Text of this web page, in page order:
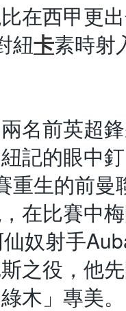
在西甲更
紐卡素時射
名前英超
記的眼中
重生的前曼
在比賽中
奴射手
之役，他
木」專美。